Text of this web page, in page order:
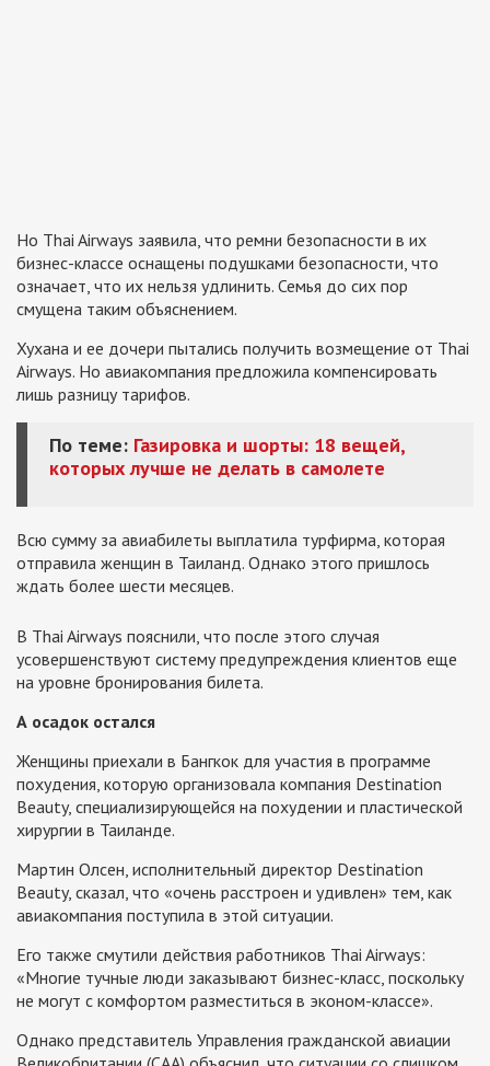
Но Thai Airways заявила, что ремни безопасности в их
бизнес-классе оснащены подушками безопасности, что
означает, что их нельзя удлинить. Семья до сих пор
смущена таким объяснением.
Хухана и ее дочери пытались получить возмещение от Thai
Airways. Но авиакомпания предложила компенсировать
лишь разницу тарифов.
По теме: Газировка и шорты: 18 вещей,
которых лучше не делать в самолете
Всю сумму за авиабилеты выплатила турфирма, которая
отправила женщин в Таиланд. Однако этого пришлось
ждать более шести месяцев.
В Thai Airways пояснили, что после этого случая
усовершенствуют систему предупреждения клиентов еще
на уровне бронирования билета.
А осадок остался
Женщины приехали в Бангкок для участия в программе
похудения, которую организовала компания Destination
Beauty, специализирующейся на похудении и пластической
хирургии в Таиланде.
Мартин Олсен, исполнительный директор Destination
Beauty, сказал, что «очень расстроен и удивлен» тем, как
авиакомпания поступила в этой ситуации.
Его также смутили действия работников Thai Airways:
«Многие тучные люди заказывают бизнес-класс, поскольку
не могут с комфортом разместиться в эконом-классе».
Однако представитель Управления гражданской авиации